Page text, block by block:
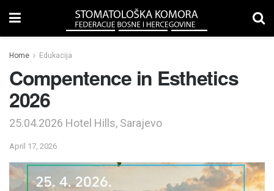
Home Edukacija
Compentence in Esthetics
2026
25.04.2026 Hotel Hills, Sarajevo
April 17, 2026